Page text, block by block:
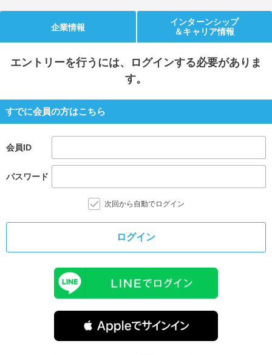
企業情報
インターンシップ
＆キャリア情報
エントリーを行うには、ログインする必要がありま
す。
すでに会員の方はこちら
会員ID
パスワード
次回から自動でログイン
ログイン